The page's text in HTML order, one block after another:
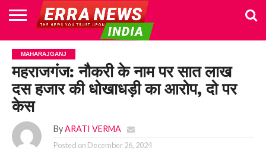
HOME
POLITICS
NEWS
BUSINESS
CULTURE
NATIONAL
SPORTS
LIFESTYLE
TRAVEL
OPINION
BREAKING
NEWS
ENTERTAINMENT
WORLD
CRIME
JOIN
US
MAHARAJGANJ
महराजगंज: नौकरी के नाम पर सात लाख
दस हजार की धोखाधड़ी का आरोप, दो पर
केस
By ARATI VERMA
Posted on December 26, 2024